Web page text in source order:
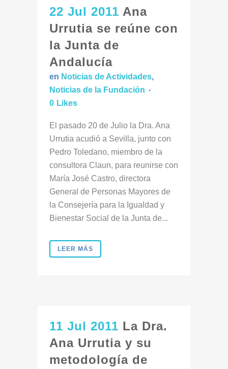
22 Jul 2011 Ana
Urrutia se reúne con
la Junta de
Andalucía
en Noticias de Actividades,
Noticias de la Fundación
0 Likes
El pasado 20 de Julio la Dra. Ana
Urrutia acudió a Sevilla, junto con
Pedro Toledano, miembro de la
consultora Claun, para reunirse con
María José Castro, directora
General de Personas Mayores de
la Consejería para la Igualdad y
Bienestar Social de la Junta de...
LEER MÁS
11 Jul 2011 La Dra.
Ana Urrutia y su
metodología de